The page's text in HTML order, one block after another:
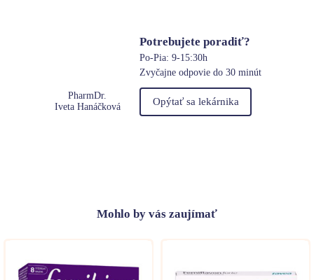
PharmDr.
Iveta Hanáčková
Potrebujete poradiť?
Po-Pia: 9-15:30h
Zvyčajne odpovie do 30 minút
Opýtať sa lekárnika
Mohlo by vás zaujímať